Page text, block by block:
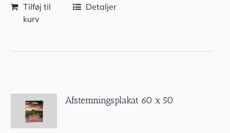
Tilføj til
kurv
Detaljer
Afstemningsplakat 60 x 50